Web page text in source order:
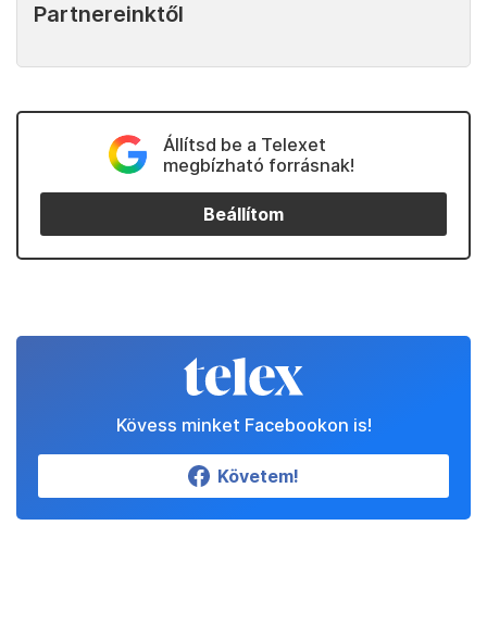
Partnereinktől
Állítsd be a Telexet
megbízható forrásnak!
Beállítom
Kövess minket Facebookon is!
Követem!